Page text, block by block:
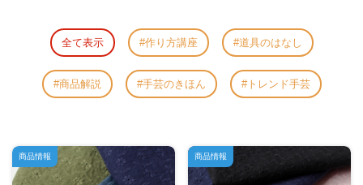
全て表示 作り方講座 道具のはなし
商品解説 手芸のきほん トレンド手芸
商品情報 商品情報